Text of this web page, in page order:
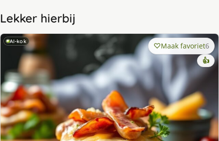
Lekker hierbij
AI-kok Maak favoriet6
👍